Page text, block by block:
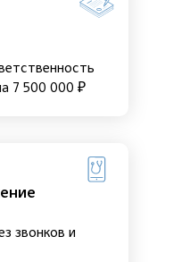
7 500 000 ₽
звонков и